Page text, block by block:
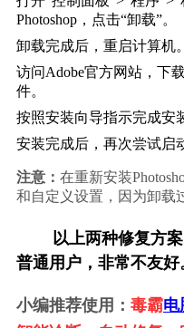
Photoshop，点击“卸载”。
卸载完成后，重启计算机。
访问Adobe官方网站，下
件。
按照安装向导指示完成安
安装完成后，再次尝试启动
注意： 在重新安装
和自定义设置，因为卸载
以上两种修复方案
普通用户，非常不友好
小编推荐使用： 毒霸电